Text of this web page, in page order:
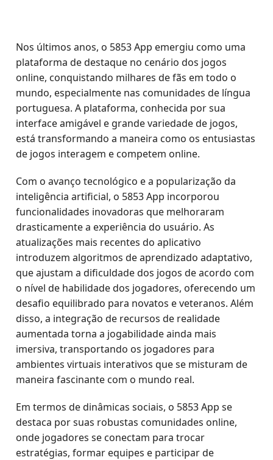
Nos últimos anos, o 5853 App emergiu como uma
plataforma de destaque no cenário dos jogos
online, conquistando milhares de fãs em todo o
mundo, especialmente nas comunidades de língua
portuguesa. A plataforma, conhecida por sua
interface amigável e grande variedade de jogos,
está transformando a maneira como os entusiastas
de jogos interagem e competem online.
Com o avanço tecnológico e a popularização da
inteligência artificial, o 5853 App incorporou
funcionalidades inovadoras que melhoraram
drasticamente a experiência do usuário. As
atualizações mais recentes do aplicativo
introduzem algoritmos de aprendizado adaptativo,
que ajustam a dificuldade dos jogos de acordo com
o nível de habilidade dos jogadores, oferecendo um
desafio equilibrado para novatos e veteranos. Além
disso, a integração de recursos de realidade
aumentada torna a jogabilidade ainda mais
imersiva, transportando os jogadores para
ambientes virtuais interativos que se misturam de
maneira fascinante com o mundo real.
Em termos de dinâmicas sociais, o 5853 App se
destaca por suas robustas comunidades online,
onde jogadores se conectam para trocar
estratégias, formar equipes e participar de